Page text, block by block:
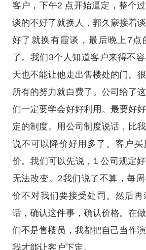
客户，下午2 点开始逼定，整个
谈的不好了就换人，郭久豪接着
好了就换有霞谈，最后晚上7点
了。我们3个人知道客户来得不
天也不能让他走出售楼处的门。
所有的努力就白费了。公司给了
们一定要学会好好利用。最要好
定的制度。用公司制度说话，比
说不可以降价好用多了。客户
价。我们可以先说，1 公司规定
无法改变。2我们说了不算，每
价不对我们要接受处罚。然后
话，确认这件事，确认价格。在
们不是售楼员，我都把自己当作
我才能让客户下定。